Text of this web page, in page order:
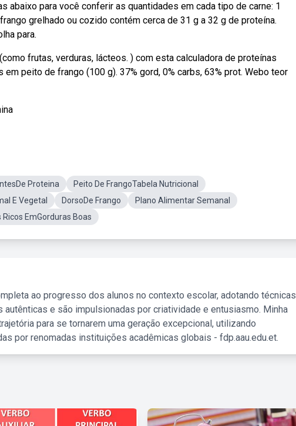
abaixo para você conferir as quantidades em cada tipo de carne: 1
grelhado ou cozido contém cerca de 31 g a 32 g de proteína.
para.
frutas, verduras, lácteos. ) com esta calculadora de proteínas
peito de frango (100 g). 37% gord, 0% carbs, 63% prot. Webo teor
Proteina
Peito De FrangoTabela Nutricional
E Vegetal DorsoDe Frango
Plano Alimentar Semanal
EmGorduras Boas
ao progresso dos alunos no contexto escolar, adotando técnicas
e são impulsionadas por criatividade e entusiasmo. Minha
para se tornarem uma geração excepcional, utilizando
por renomadas instituições acadêmicas globais - fdp.aau.edu.et.